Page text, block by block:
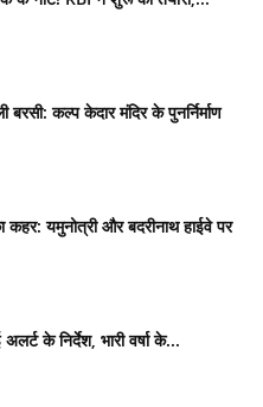
बरसी: कल्प केदार मंदिर के पुनर्निर्माण
कहर: यमुनोत्री और बदरीनाथ हाईवे पर
अलर्ट के निर्देश, भारी वर्षा के...